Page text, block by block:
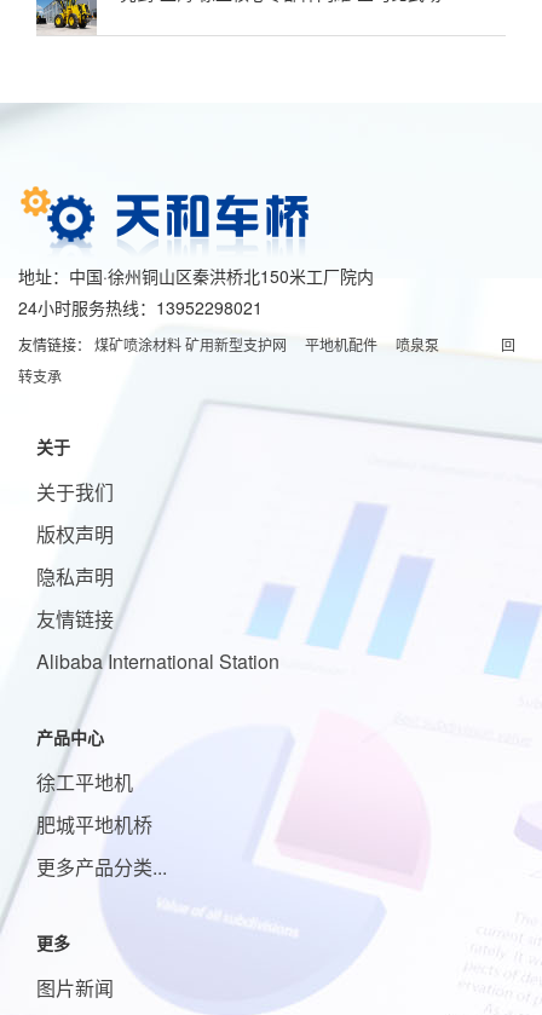
地址：中国·徐州铜山区秦洪桥北150米工厂院内
24小时服务热线：13952298021
友情链接： 煤矿喷涂材料矿用新型支护网 平地机配件 喷泉泵
回
转支承
关于
关于我们
版权声明
隐私声明
友情链接
Alibaba International Station
产品中心
徐工平地机
肥城平地机桥
更多产品分类...
更多
图片新闻